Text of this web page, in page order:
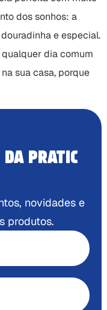
dos sonhos: a
e especial.
dia comum
sua casa, porque
DA PRATIC
novidades e
produtos.